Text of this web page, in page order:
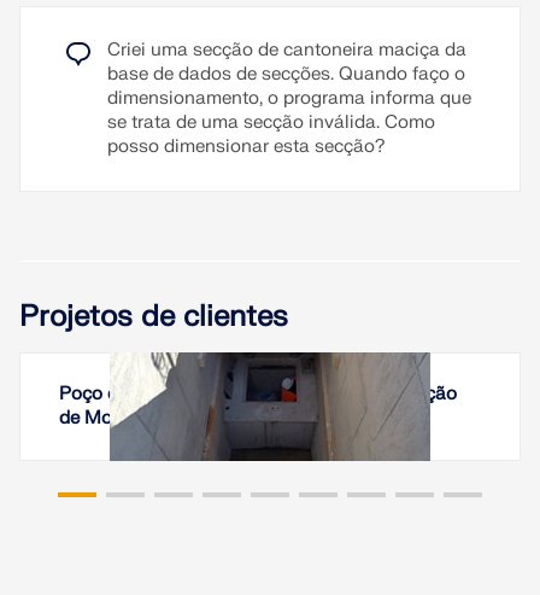
betão armado, assumindo as condições
linear-elásticas
Cálculo da deformação utilizando a
resistência efetiva com o MEF
Criei uma secção de cantoneira maciça da
base de dados de secções. Quando faço o
dimensionamento, o programa informa que
se trata de uma secção inválida. Como
posso dimensionar esta secção?
Projetos de clientes
Poço de elevador em betão armado na estação
de Montluçon, França